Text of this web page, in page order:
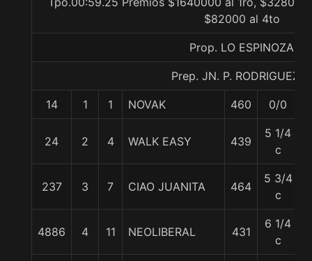
$82000 al 4to
Prop. LO ESPINOZA
Prep. JN. P. RODRIGUEZ E.
14 1 1 NOVAK 460 0/0
24 2 4 WALK EASY 439
5 1/4
c
237 3 7 CIAO JUANITA 464
5 3/4
c
4886 4 11 NEOLIBERAL 431
6 1/4
c